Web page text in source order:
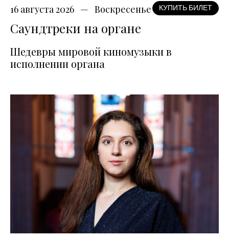
16 августа 2026 Воскресенье КУПИТЬ БИЛЕТ
Саундтреки на органе
Шедевры мировой киномузыки в
исполнении органа